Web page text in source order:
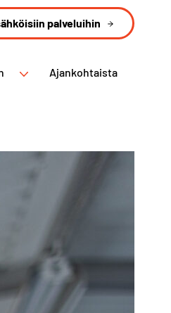
palveluihin
Ajankohtaista